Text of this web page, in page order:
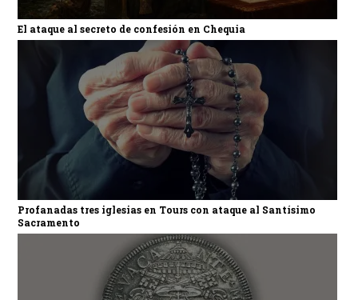
El ataque al secreto de confesión en Chequia
Profanadas tres iglesias en Tours con ataque al Santísimo
Sacramento